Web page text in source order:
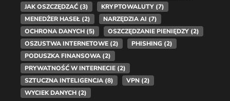
JAK OSZCZĘDZAĆ (3) KRYPTOWALUTY (7)
MENEDŻER HASEŁ (2) NARZĘDZIA AI (7)
OCHRONA DANYCH (5) OSZCZĘDZANIE PIENIĘDZY (2)
OSZUSTWA INTERNETOWE (2) PHISHING (2)
PODUSZKA FINANSOWA (2)
PRYWATNOŚĆ W INTERNECIE (2)
SZTUCZNA INTELIGENCJA (8) VPN (2)
WYCIEK DANYCH (2)